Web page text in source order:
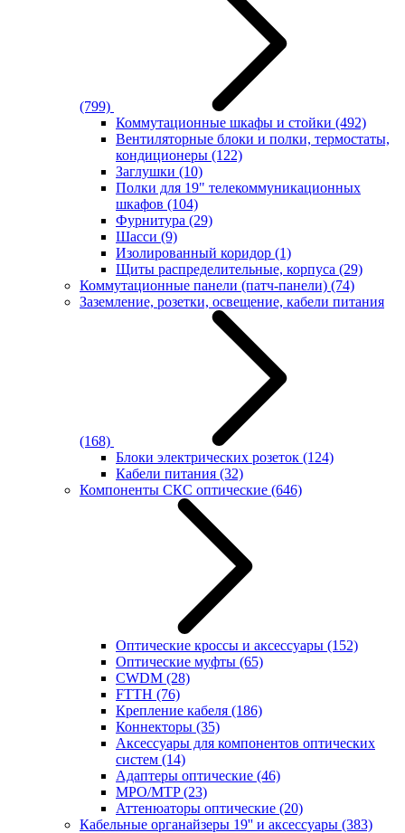
(799)
Коммутационные шкафы и стойки (492)
Вентиляторные блоки и полки, термостаты,
кондиционеры (122)
Заглушки (10)
Полки для 19" телекоммуникационных
шкафов (104)
Фурнитура (29)
Шасси (9)
Изолированный коридор (1)
Щиты распределительные, корпуса (29)
Коммутационные панели (патч-панели) (74)
Заземление, розетки, освещение, кабели питания
(168)
Блоки электрических розеток (124)
Кабели питания (32)
Компоненты СКС оптические (646)
Оптические кроссы и аксессуары (152)
Оптические муфты (65)
CWDM (28)
FTTH (76)
Крепление кабеля (186)
Коннекторы (35)
Аксессуары для компонентов оптических
систем (14)
Адаптеры оптические (46)
MPO/MTP(23)
Аттенюаторы оптические (20)
Кабельные органайзеры 19'' и аксессуары (383)